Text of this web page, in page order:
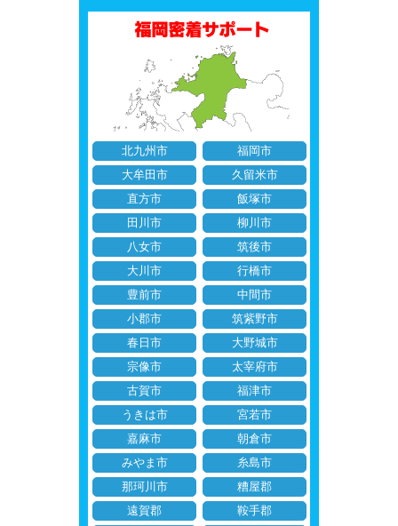
北九州市
福岡市
大牟田市
久留米市
直方市
飯塚市
田川市
柳川市
八女市
筑後市
大川市
行橋市
豊前市
中間市
小郡市
筑紫野市
春日市
大野城市
宗像市
太宰府市
古賀市
福津市
うきは市
宮若市
嘉麻市
朝倉市
みやま市
糸島市
那珂川市
糟屋郡
遠賀郡
鞍手郡